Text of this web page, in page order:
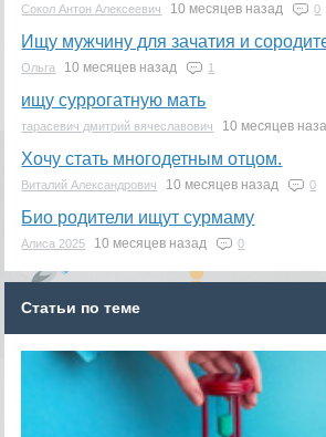
Сокол Антон Алексеевич 10 месяцев назад 0
Ищу мужчину для зачатия и
Ольга 10 месяцев назад 1
ищу суррогатную мать
тарасевич дмитрий вячеславович 10 месяцев
Хочу стать многодетным отцом.
Виталий Александрович 10 месяцев назад 0
Био родители ищут сурмаму
Алиса 2025 10 месяцев назад 0
Статьи по теме